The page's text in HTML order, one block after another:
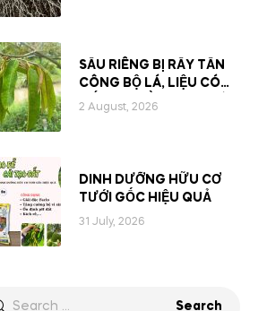
SẦU RIÊNG BỊ RẦY TẤN
CÔNG BỘ LÁ, LIỆU CÓ
MẤT ĐI PHẦN NHỰA BÊN
2 August, 2026
DINH DƯỠNG HỮU CƠ
TƯỚI GỐC HIỆU QUẢ
31 July, 2026